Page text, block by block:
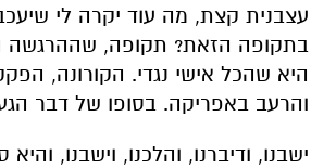
עצבנית קצת, מה עוד יקרה לי
בתקופה הזאת? תקופה, שההרגשה
היא שהכל אישי נגדי. הקורונה,
והרעב באפריקה. בסופו של דבר
ישבנו, ודיברנו, והלכנו, וישבנו,